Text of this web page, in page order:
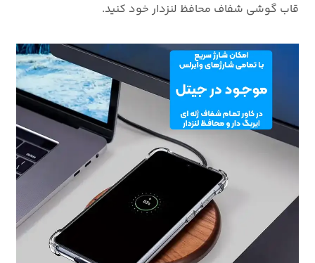
قاب گوشی شفاف محافظ لنزدار خود کنید.